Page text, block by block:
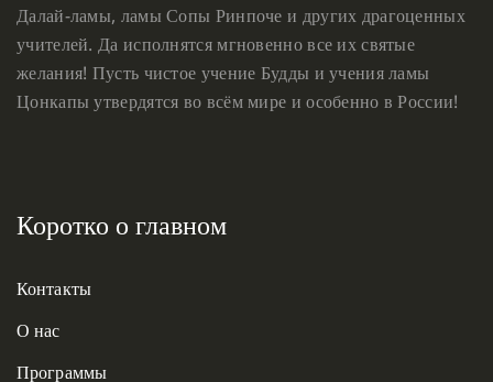
Далай-ламы, ламы Сопы Ринпоче и других драгоценных
учителей. Да исполнятся мгновенно все их святые
желания! Пусть чистое учение Будды и учения ламы
Цонкапы утвердятся во всём мире и особенно в России!
Коротко о главном
Контакты
О нас
Программы